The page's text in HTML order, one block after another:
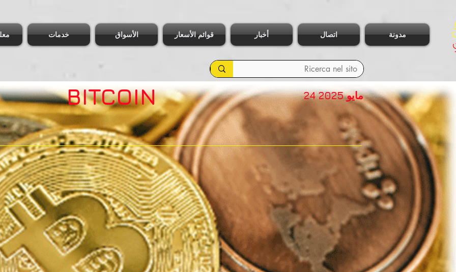
خدمات الأسواق قوائم الأسعار أخبار اتصال مدونة
BITCOIN 24 مايو 2025